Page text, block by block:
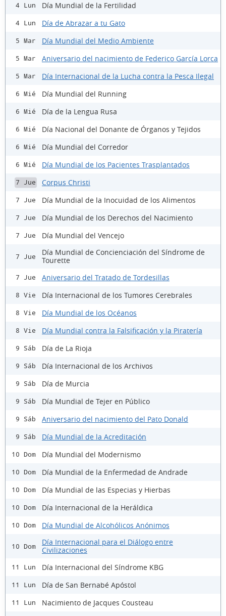
4 Lun Día Mundial de la Fertilidad
4 Lun Día de Abrazar a tu Gato
5 Mar Día Mundial del Medio Ambiente
5 Mar Aniversario del nacimiento de Federico García Lorca
5 Mar Día Internacional de la Lucha contra la Pesca Ilegal
6 Mié Día Mundial del Running
6 Mié Día de la Lengua Rusa
6 Mié Día Nacional del Donante de Órganos y Tejidos
6 Mié Día Mundial del Corredor
6 Mié Día Mundial de los Pacientes Trasplantados
7 Jue Corpus Christi
7 Jue Día Mundial de la Inocuidad de los Alimentos
7 Jue Día Mundial de los Derechos del Nacimiento
7 Jue Día Mundial del Vencejo
7 Jue
Día Mundial de Concienciación del Síndrome de
Tourette
7 Jue Aniversario del Tratado de Tordesillas
8 Vie Día Internacional de los Tumores Cerebrales
8 Vie Día Mundial de los Océanos
8 Vie Día Mundial contra la Falsificación y la Piratería
9 Sáb Día de La Rioja
9 Sáb Día Internacional de los Archivos
9 Sáb Día de Murcia
9 Sáb Día Mundial de Tejer en Público
9 Sáb Aniversario del nacimiento del Pato Donald
9 Sáb Día Mundial de la Acreditación
10 Dom Día Mundial del Modernismo
10 Dom Día Mundial de la Enfermedad de Andrade
10 Dom Día Mundial de las Especias y Hierbas
10 Dom Día Internacional de la Heráldica
10 Dom Día Mundial de Alcohólicos Anónimos
10 Dom
Día Internacional para el Diálogo entre
Civilizaciones
11 Lun Día Internacional del Síndrome KBG
11 Lun Día de San Bernabé Apóstol
11 Lun
Nacimiento de Jacques Cousteau